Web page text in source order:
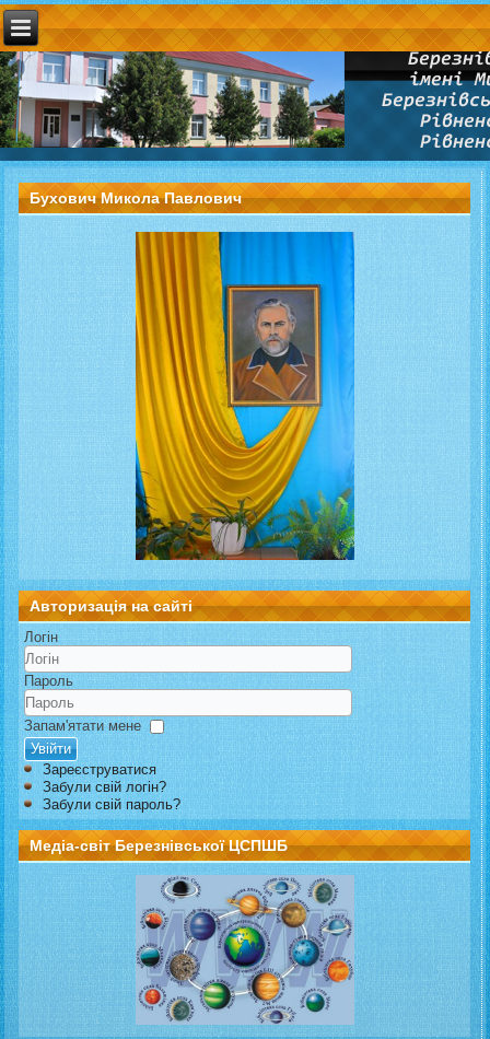
Бухович Микола Павлович
Авторизація на сайті
Логін
Пароль
Запам'ятати мене
Увійти
Зареєструватися
Забули свій логін?
Забули свій пароль?
Медіа-світ Березнівської ЦСПШБ